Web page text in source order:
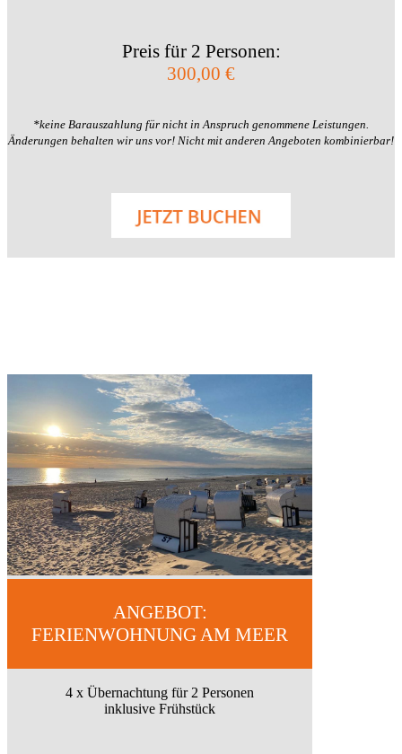
Preis für 2 Personen:
300,00 €
*keine Barauszahlung für nicht in Anspruch genommene Leistungen.
Änderungen behalten wir uns vor! Nicht mit anderen Angeboten kombinierbar!
ANGEBOT:
FERIENWOHNUNG AM MEER
4 x Übernachtung für 2 Personen
inklusive Frühstück